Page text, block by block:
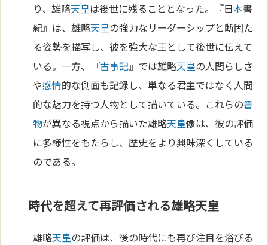
り、雄略天皇は後世に残ることとなった。『日本書
紀』は、雄略天皇の強力なリーダーシップと断固た
る姿勢を描写し、彼を強大な王として後世に伝えて
いる。一方、『古事記』では雄略天皇の人間らしさ
や感情的な側面も記録し、単なる君主ではなく人間
的な魅力を持つ人物として描いている。これらの書
物が異なる視点から描いた雄略天皇像は、彼の評価
に多様性をもたらし、歴史をより興味深くしている
のである。
時代を超えて再評価される雄略天皇
雄略天皇の評価は、後の時代にも再び注目を浴びる